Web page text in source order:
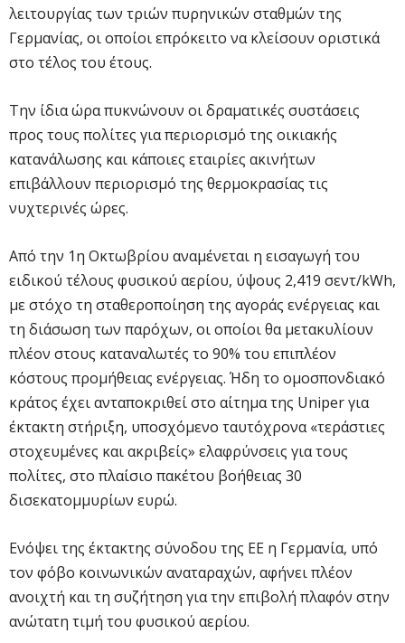
λειτουργίας των τριών πυρηνικών σταθμών της
Γερμανίας, οι οποίοι επρόκειτο να κλείσουν οριστικά
στο τέλος του έτους.
Την ίδια ώρα πυκνώνουν οι δραματικές συστάσεις
προς τους πολίτες για περιορισμό της οικιακής
κατανάλωσης και κάποιες εταιρίες ακινήτων
επιβάλλουν περιορισμό της θερμοκρασίας τις
νυχτερινές ώρες.
Από την 1η Οκτωβρίου αναμένεται η εισαγωγή του
ειδικού τέλους φυσικού αερίου, ύψους 2,419 σεντ/kWh,
με στόχο τη σταθεροποίηση της αγοράς ενέργειας και
τη διάσωση των παρόχων, οι οποίοι θα μετακυλίουν
πλέον στους καταναλωτές το 90% του επιπλέον
κόστους προμήθειας ενέργειας. Ήδη το ομοσπονδιακό
κράτος έχει ανταποκριθεί στο αίτημα της Uniper για
έκτακτη στήριξη, υποσχόμενο ταυτόχρονα «τεράστιες
στοχευμένες και ακριβείς» ελαφρύνσεις για τους
πολίτες, στο πλαίσιο πακέτου βοήθειας 30
δισεκατομμυρίων ευρώ.
Ενόψει της έκτακτης σύνοδου της ΕΕ η Γερμανία, υπό
τον φόβο κοινωνικών αναταραχών, αφήνει πλέον
ανοιχτή και τη συζήτηση για την επιβολή πλαφόν στην
ανώτατη τιμή του φυσικού αερίου.